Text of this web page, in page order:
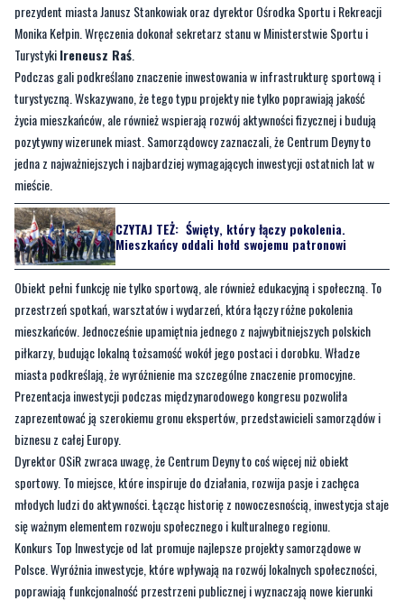
prezydent miasta Janusz Stankowiak oraz dyrektor Ośrodka Sportu i Rekreacji
Monika Kełpin. Wręczenia dokonał sekretarz stanu w Ministerstwie Sportu i
TurystykiIreneusz Raś
Podczas gali podkreślano znaczenie inwestowania w infrastrukturę sportową i
turystyczną. Wskazywano, że tego typu projekty nie tylko poprawiają jakość
życia mieszkańców, ale również wspierają rozwój aktywności fizycznej i budują
pozytywny wizerunek miast. Samorządowcy zaznaczali, że Centrum Deyny to
jedna z najważniejszych i najbardziej wymagających inwestycji ostatnich lat w
mieście.
CZYTAJ TEŻ: Święty, który łączy pokolenia.
Mieszkańcy oddali hołd swojemu patronowi
Obiekt pełni funkcję nie tylko sportową, ale również edukacyjną i społeczną. To
przestrzeń spotkań, warsztatów i wydarzeń, która łączy różne pokolenia
mieszkańców. Jednocześnie upamiętnia jednego z najwybitniejszych polskich
piłkarzy, budując lokalną tożsamość wokół jego postaci i dorobku. Władze
miasta podkreślają, że wyróżnienie ma szczególne znaczenie promocyjne.
Prezentacja inwestycji podczas międzynarodowego kongresu pozwoliła
zaprezentować ją szerokiemu gronu ekspertów, przedstawicieli samorządów i
biznesu z całej Europy.
Dyrektor OSiR zwraca uwagę, że Centrum Deyny to coś więcej niż obiekt
sportowy. To miejsce, które inspiruje do działania, rozwija pasje i zachęca
młodych ludzi do aktywności. Łącząc historię z nowoczesnością, inwestycja staje
się ważnym elementem rozwoju społecznego i kulturalnego regionu.
Konkurs Top Inwestycje od lat promuje najlepsze projekty samorządowe w
Polsce. Wyróżnia inwestycje, które wpływają na rozwój lokalnych społeczności,
poprawiają funkcjonalność przestrzeni publicznej i wyznaczają nowe kierunki